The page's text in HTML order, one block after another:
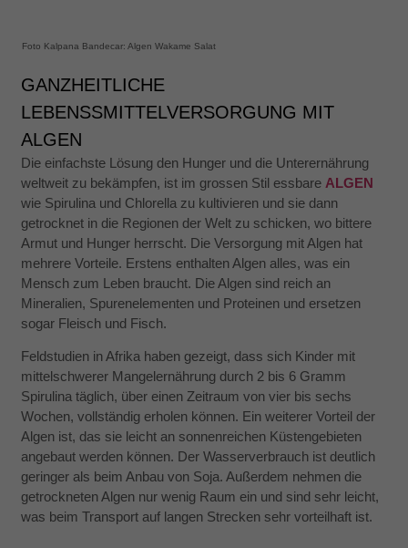
Foto Kalpana Bandecar: Algen Wakame Salat
GANZHEITLICHE
LEBENSSMITTELVERSORGUNG MIT
ALGEN
Die einfachste Lösung den Hunger und die Unterernährung
weltweit zu bekämpfen, ist im grossen Stil essbare ALGEN
wie Spirulina und Chlorella zu kultivieren und sie dann
getrocknet in die Regionen der Welt zu schicken, wo bittere
Armut und Hunger herrscht. Die Versorgung mit Algen hat
mehrere Vorteile. Erstens enthalten Algen alles, was ein
Mensch zum Leben braucht. Die Algen sind reich an
Mineralien, Spurenelementen und Proteinen und ersetzen
sogar Fleisch und Fisch.
Feldstudien in Afrika haben gezeigt, dass sich Kinder mit
mittelschwerer Mangelernährung durch 2 bis 6 Gramm
Spirulina täglich, über einen Zeitraum von vier bis sechs
Wochen, vollständig erholen können. Ein weiterer Vorteil der
Algen ist, das sie leicht an sonnenreichen Küstengebieten
angebaut werden können. Der Wasserverbrauch ist deutlich
geringer als beim Anbau von Soja. Außerdem nehmen die
getrockneten Algen nur wenig Raum ein und sind sehr leicht,
was beim Transport auf langen Strecken sehr vorteilhaft ist.
verbessern.
Erfahrung
Damit unsere
während
Ihres
Besuchs so
gut wie
möglich
funktioniert.
Wenn Sie
ablehnen,
verschwinden
einige
Funktionen
von der
Marketing
Indem Sie uns Ihre
Interessen und Ihr